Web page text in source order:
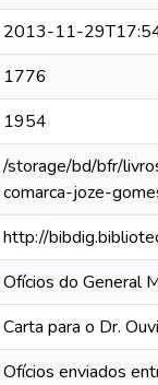
2013-11-
1776
1954
/storage/bd/bfr/
comarca-joze-
http://
Ofícios do General
Carta para o Dr.
Ofícios enviados